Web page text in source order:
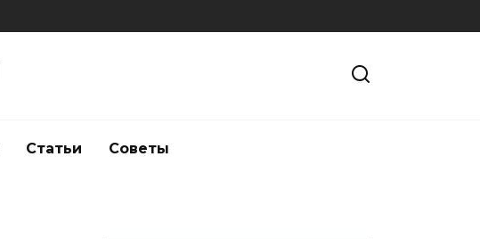
Статьи Советы